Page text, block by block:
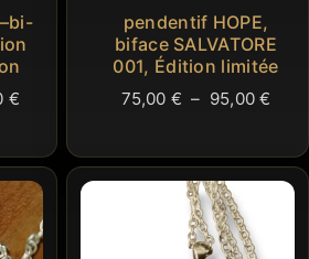
€Plage
prix :
45,00 €
à
55,00 €
pendentif HOPE,
biface SALVATORE
001, Édition limitée
75,00 € – 95,00€
prix :